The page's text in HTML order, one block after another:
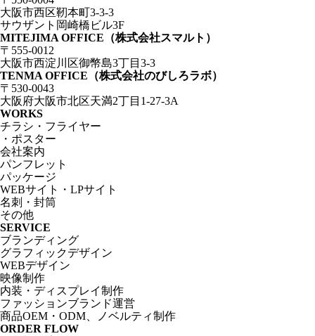
大阪市西区靭本町3-3-3
サウザント岡崎橋ビル3F
MITEJIMA OFFICE（株式会社スマルト）
〒555-0012
大阪市西淀川区御幣島3丁目3-3
TENMA OFFICE（株式会社のびしろラボ）
〒530-0043
大阪府大阪市北区天満2丁目1-27-3A
WORKS
チラシ・フライヤー
・ポスター
会社案内
パンフレット
パッケージ
WEBサイト・LPサイト
名刺・封筒
その他
SERVICE
ブランディング
グラフィックデザイン
WEBデザイン
映像制作
内装・ディスプレイ制作
ファッションブランド運営
商品OEM・ODM、ノベルティ制作
ORDER FLOW